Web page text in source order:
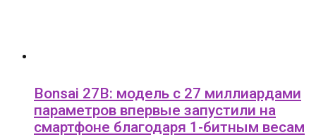
Bonsai 27B: модель с 27 миллиардами
параметров впервые запустили на
смартфоне благодаря 1-битным весам